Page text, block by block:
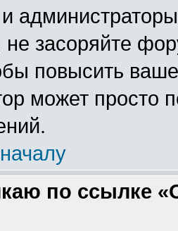
не засоряйте
повысить
может просто
по ссылке